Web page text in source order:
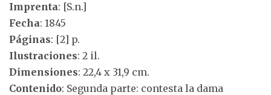
Imprenta: [S.n.]
Fecha: 1845
Páginas: [2] p.
Ilustraciones: 2 il.
Dimensiones: 22,4 x 31,9 cm.
Contenido: Segunda parte: contesta la dama